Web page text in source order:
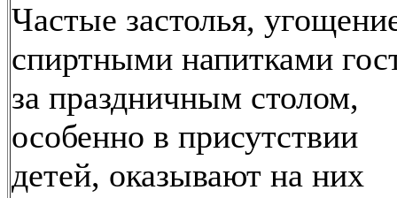
Частые застолья,
спиртными напитками
за праздничным столом,
особенно в присутствии
детей, оказывают на них